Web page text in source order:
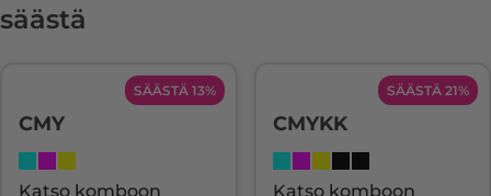
säästä
SÄÄSTÄ 13%
CMY
Katso komboon
SÄÄSTÄ 21%
CMYKK
Katso komboon